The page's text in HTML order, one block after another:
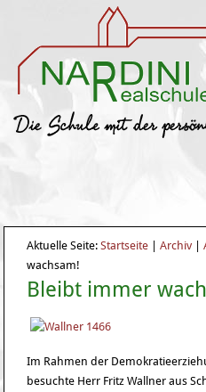
Aktuelle Seite:Startseite |Archiv |
wachsam!
Bleibt immer
Im Rahmen der
besuchte Herr Fritz Wallner aus